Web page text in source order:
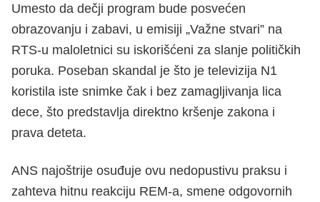
Umesto da dečji program bude posvećen
obrazovanju i zabavi, u emisiji „Važne stvari” na
RTS-u maloletnici su iskorišćeni za slanje političkih
poruka. Poseban skandal je što je televizija N1
koristila iste snimke čak i bez zamagljivanja lica
dece, što predstavlja direktno kršenje zakona i
prava deteta.
ANS najoštrije osuđuje ovu nedopustivu praksu i
zahteva hitnu reakciju REM-a, smene odgovornih